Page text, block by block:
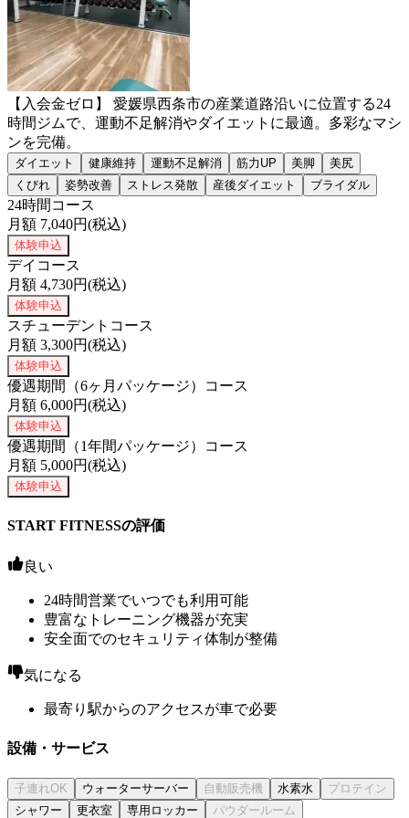
【入会金ゼロ】 愛媛県西条市の産業道路沿いに位置する24
時間ジムで、運動不足解消やダイエットに最適。多彩なマシ
ンを完備。
ダイエット 健康維持 運動不足解消 筋力UP 美脚
美尻
くびれ
姿勢改善 ストレス発散 産後ダイエット ブライダル
24時間コース
月額 7,040円(税込)
体験申込
デイコース
月額 4,730円(税込)
体験申込
スチューデントコース
月額 3,300円(税込)
体験申込
優遇期間（6ヶ月パッケージ）コース
月額 6,000円(税込)
体験申込
優遇期間（1年間パッケージ）コース
月額 5,000円(税込)
体験申込
START FITNESSの評価
良い
24時間営業でいつでも利用可能
豊富なトレーニング機器が充実
安全面でのセキュリティ体制が整備
気になる
最寄り駅からのアクセスが車で必要
設備・サービス
ウォーターサーバー
水素水
シャワー
更衣室 専用ロッカー